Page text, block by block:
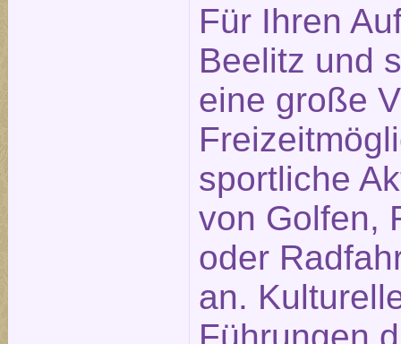
Für Ihren
Beelitz und
eine große
sportliche
von Golfen,
oder
an.
Führungen